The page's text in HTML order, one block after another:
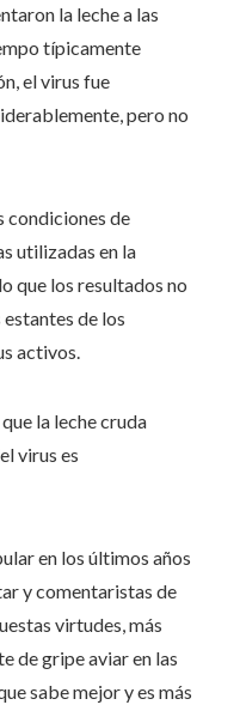
la leche a las
típicamente
el virus fue
pero no
condiciones de
utilizadas en la
que los resultados no
de los
activos.
la leche cruda
virus es
en los últimos años
y comentaristas de
virtudes, más
de gripe aviar en las
sabe mejor y es más